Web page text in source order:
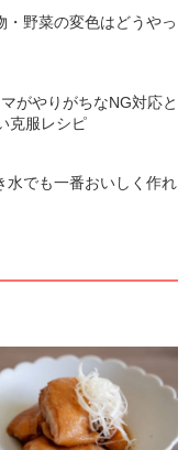
・野菜の変色はどうやっ
がやりがちなNG対応と
克服レシピ
水でも一番おいしく作れ